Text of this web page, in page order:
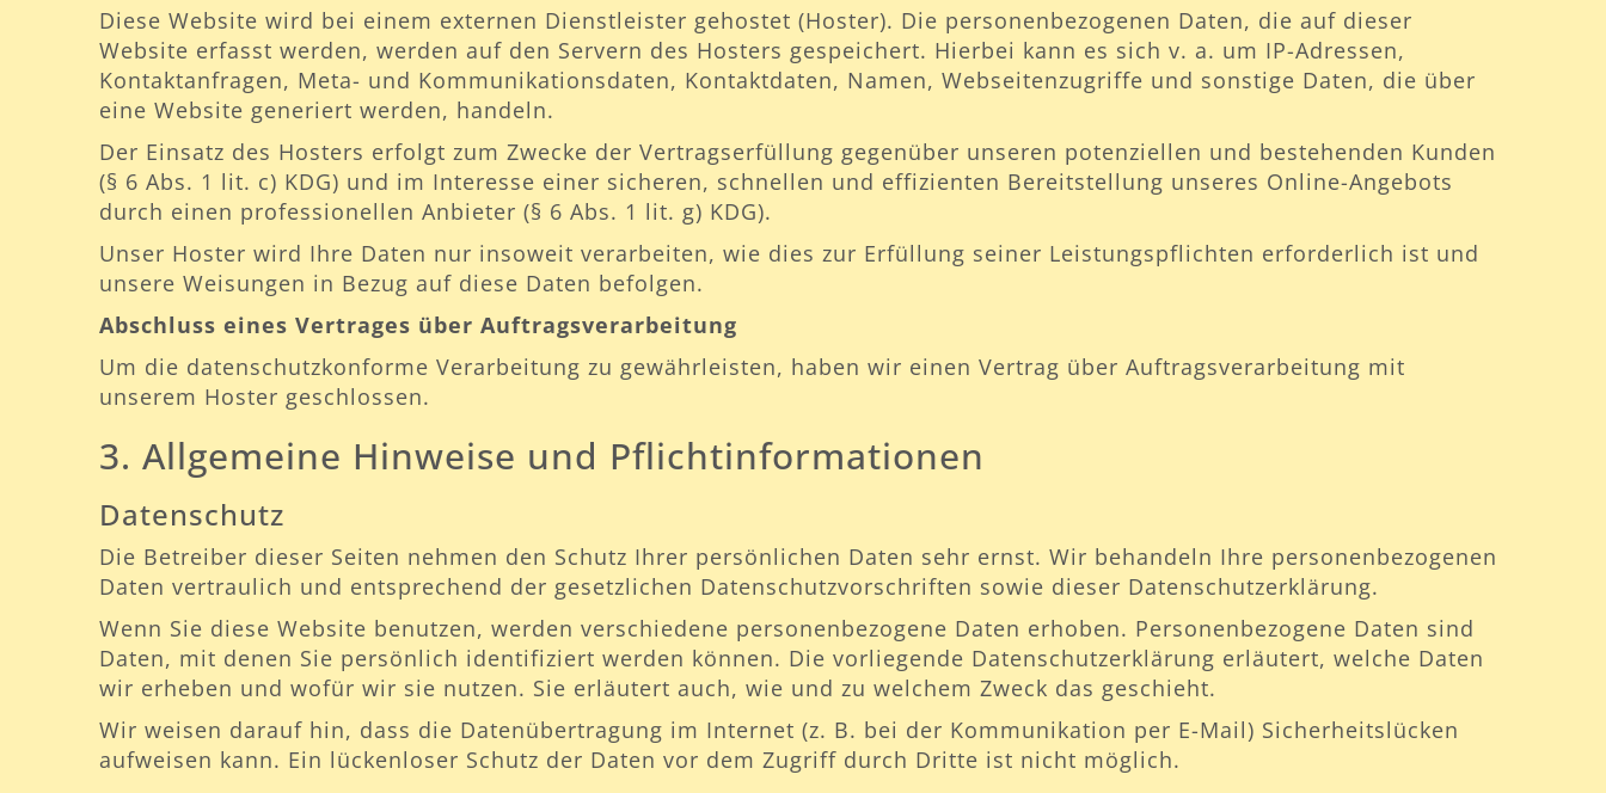
Diese Website wird bei einem externen Dienstleister gehostet (Hoster). Die personenbezogenen Daten, die auf dieser
Website erfasst werden, werden auf den Servern des Hosters gespeichert. Hierbei kann es sich v. a. um IP-Adressen,
Kontaktanfragen, Meta- und Kommunikationsdaten, Kontaktdaten, Namen, Webseitenzugriffe und sonstige Daten, die über
eine Website generiert werden, handeln.
Der Einsatz des Hosters erfolgt zum Zwecke der Vertragserfüllung gegenüber unseren potenziellen und bestehenden Kunden
(§ 6 Abs. 1 lit. c) KDG) und im Interesse einer sicheren, schnellen und effizienten Bereitstellung unseres Online-Angebots
durch einen professionellen Anbieter (§ 6 Abs. 1 lit. g) KDG).
Unser Hoster wird Ihre Daten nur insoweit verarbeiten, wie dies zur Erfüllung seiner Leistungspflichten erforderlich ist und
unsere Weisungen in Bezug auf diese Daten befolgen.
Abschluss eines Vertrages über Auftragsverarbeitung
Um die datenschutzkonforme Verarbeitung zu gewährleisten, haben wir einen Vertrag über Auftragsverarbeitung mit
unserem Hoster geschlossen.
3. Allgemeine Hinweise und Pflichtinformationen
Datenschutz
Die Betreiber dieser Seiten nehmen den Schutz Ihrer persönlichen Daten sehr ernst. Wir behandeln Ihre personenbezogenen
Daten vertraulich und entsprechend der gesetzlichen Datenschutzvorschriften sowie dieser Datenschutzerklärung.
Wenn Sie diese Website benutzen, werden verschiedene personenbezogene Daten erhoben. Personenbezogene Daten sind
Daten, mit denen Sie persönlich identifiziert werden können. Die vorliegende Datenschutzerklärung erläutert, welche Daten
wir erheben und wofür wir sie nutzen. Sie erläutert auch, wie und zu welchem Zweck das geschieht.
Wir weisen darauf hin, dass die Datenübertragung im Internet (z. B. bei der Kommunikation per E-Mail) Sicherheitslücken
aufweisen kann. Ein lückenloser Schutz der Daten vor dem Zugriff durch Dritte ist nicht möglich.